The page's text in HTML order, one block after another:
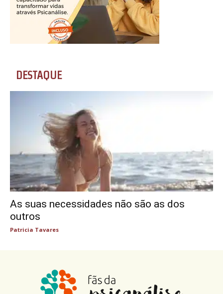
DESTAQUE
As suas necessidades não são as dos
outros
Patricia Tavares